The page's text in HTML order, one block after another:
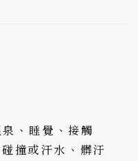
、睡覺、接觸
撞或汗水、髒汙